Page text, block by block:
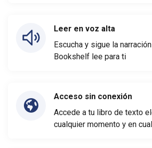
Leer en voz alta
Escucha y sigue la
Bookshelf lee para ti
Acceso sin conexión
Accede a tu libro de texto
cualquier momento y en